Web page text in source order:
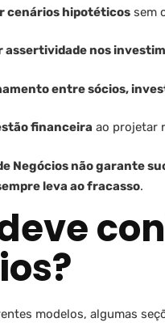
cenários hipotéticos sem
assertividade nos
entre sócios,
financeira ao projetar
Negócios não garante
leva ao fracasso.
modelos, algumas